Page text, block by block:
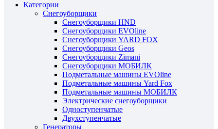
Категории
Снегоуборщики
Снегоуборщики HND
Снегоуборщики EVOline
Снегоуборщики YARD FOX
Снегоуборщики Geos
Снегоуборщики Zimani
Снегоуборщики МОБИЛК
Подметальные машины EVOline
Подметальные машины Yard Fox
Подметальные машины МОБИЛК
Электрические снегоуборщики
Одноступенчатые
Двухступенчатые
Генераторы